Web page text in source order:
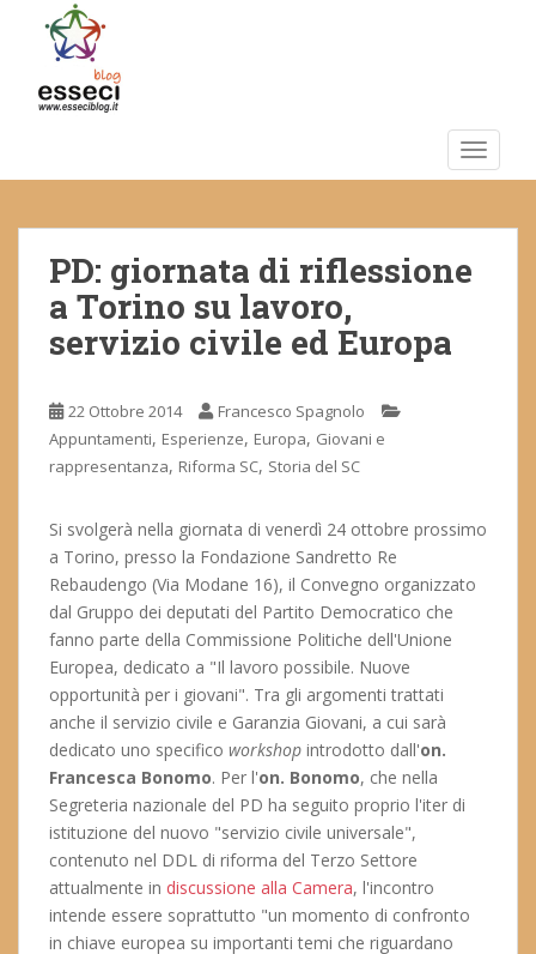
m
PD: giornata di riflessione
a Torino su lavoro,
servizio civile ed Europa
22 Ottobre 2014
Francesco Spagnolo
Appuntamenti, Esperienze, Europa, Giovani e
rappresentanza, Riforma SC, Storia del SC
Si svolgerà nella giornata di venerdì 24 ottobre prossimo
a Torino, presso la Fondazione Sandretto Re
Rebaudengo (Via Modane 16), il Convegno organizzato
dal Gruppo dei deputati del Partito Democratico che
fanno parte della Commissione Politiche dell'Unione
Europea, dedicato a "Il lavoro possibile. Nuove
opportunità per i giovani". Tra gli argomenti trattati
anche il servizio civile e Garanzia Giovani, a cui sarà
dedicato uno specifico workshop introdotto dall'on.
Francesca Bonomo. Per l'on. Bonomo, che nella
Segreteria nazionale del PD ha seguito proprio l'iter di
istituzione del nuovo "servizio civile universale",
contenuto nel DDL di riforma del Terzo Settore
attualmente in discussione alla Camera, l'incontro
intende essere soprattutto "un momento di confronto
in chiave europea su importanti temi che riguardano